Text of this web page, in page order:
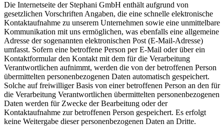
Die Internetseite der Stephani GmbH enthält aufgrund von
gesetzlichen Vorschriften Angaben, die eine schnelle elektronische
Kontaktaufnahme zu unserem Unternehmen sowie eine unmittelbare
Kommunikation mit uns ermöglichen, was ebenfalls eine allgemeine
Adresse der sogenannten elektronischen Post (E-Mail-Adresse)
umfasst. Sofern eine betroffene Person per E-Mail oder über ein
Kontaktformular den Kontakt mit dem für die Verarbeitung
Verantwortlichen aufnimmt, werden die von der betroffenen Person
übermittelten personenbezogenen Daten automatisch gespeichert.
Solche auf freiwilliger Basis von einer betroffenen Person an den für
die Verarbeitung Verantwortlichen übermittelten personenbezogenen
Daten werden für Zwecke der Bearbeitung oder der
Kontaktaufnahme zur betroffenen Person gespeichert. Es erfolgt
keine Weitergabe dieser personenbezogenen Daten an Dritte.